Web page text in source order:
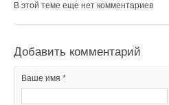
В этой теме еще нет комментариев
Добавить комментарий
Ваше имя *